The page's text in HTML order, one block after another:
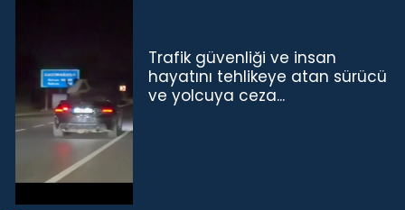
Trafik güvenliği ve insan
hayatını tehlikeye atan sürücü
ve yolcuya ceza...